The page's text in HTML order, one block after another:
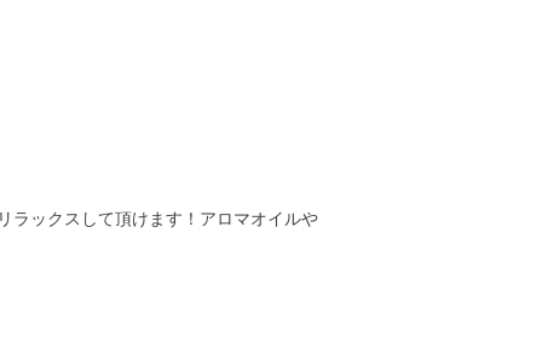
ラックスして頂けます！アロマオイルや